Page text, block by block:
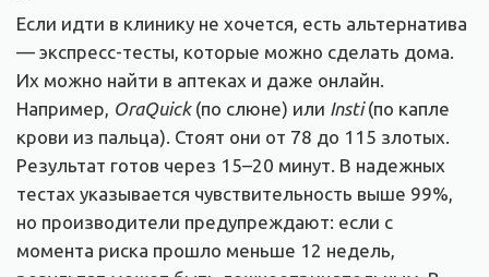
Если идти в клинику не хочется, есть альтернатива
— экспресс-тесты, которые можно сделать дома.
Их можно найти в аптеках и даже онлайн.
Например, OraQuick(по слюне) или Insti(по капле
крови из пальца). Стоят они от 78 до 115 злотых.
Результат готов через 15–20 минут. В надежных
тестах указывается чувствительность выше 99%,
но производители предупреждают: если с
момента риска прошло меньше 12 недель,